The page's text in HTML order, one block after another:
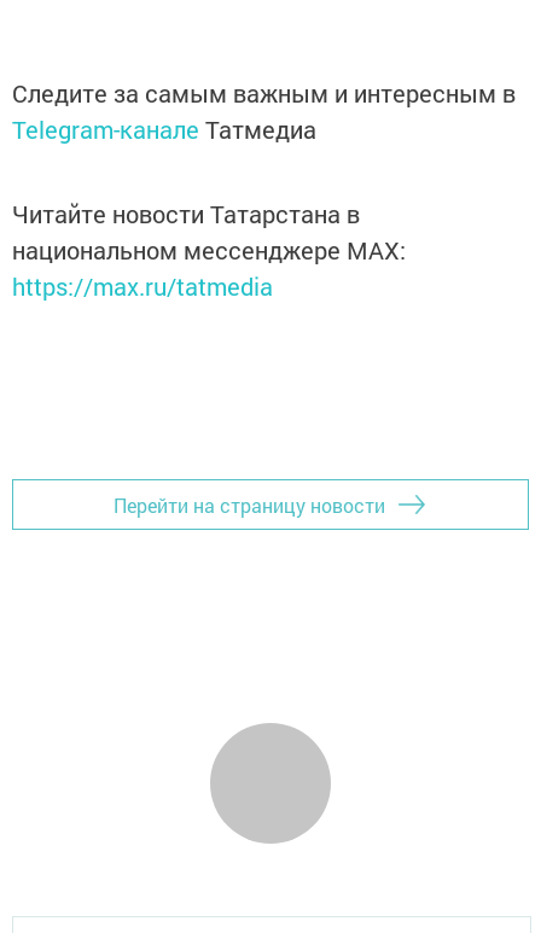
Следите за самым важным и интересным в
Telegram-канале Татмедиа
Читайте новости Татарстана в
национальном мессенджере MАХ:
https://max.ru/tatmedia
Перейти на страницу новости